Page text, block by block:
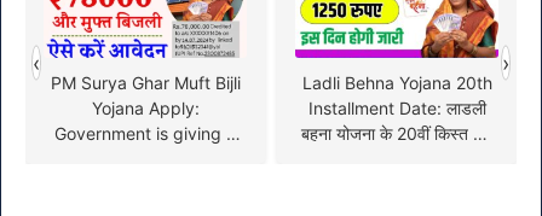
PM Surya Ghar Muft Bijli
Yojana Apply:
Government is giving a
Ladli Behna Yojana 20th
Installment Date: लाडली
बहना योजना के 20वीं किस्त कब
‹ ›